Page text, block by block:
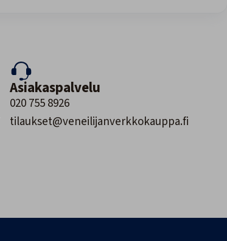
Asiakaspalvelu
020 755 8926
tilaukset@veneilijanverkkokauppa.fi